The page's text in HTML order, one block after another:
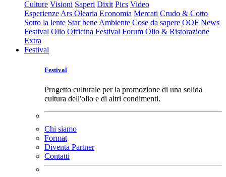
Culture Visioni Saperi Dixit Pics Video
Esperienze Ars Olearia Economia Mercati Crudo & Cotto
Sotto la lente Star bene Ambiente Cose da sapere OOF News
Festival Olio Officina Festival Forum Olio & Ristorazione
Extra
Festival
Festival
Progetto culturale per la promozione di una solida
cultura dell'olio e di altri condimenti.
Chi siamo
Format
Diventa Partner
Contatti